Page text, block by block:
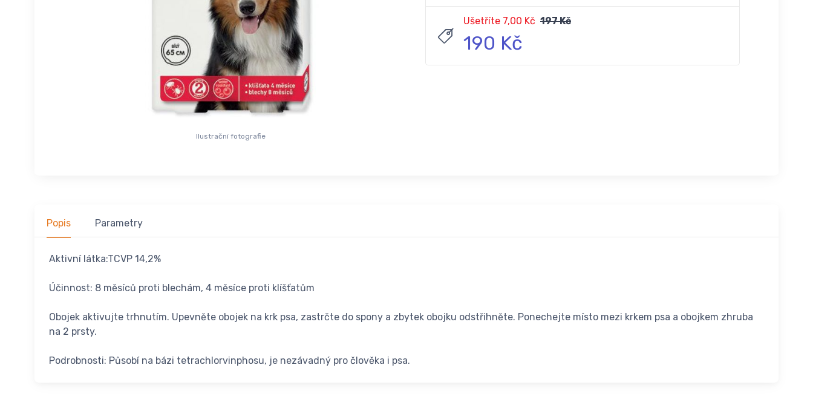
Ilustrační fotografie
Ušetříte 7,00 Kč 197 Kč
190 Kč
Popis Parametry
Aktivní látka:TCVP 14,2%
Účinnost: 8 měsíců proti blechám, 4 měsíce proti klíšťatům
Obojek aktivujte trhnutím. Upevněte obojek na krk psa, zastrčte do spony a zbytek obojku odstřihněte. Ponechejte místo mezi krkem psa a obojkem zhruba
na 2 prsty.
Podrobnosti: Působí na bázi tetrachlorvinphosu, je nezávadný pro člověka i psa.